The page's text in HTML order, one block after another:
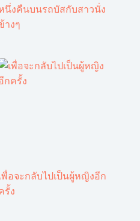
นึ่งคืนบนรถบัสกับสาวนั่ง
างๆ
พื่อจะกลับไปเป็นผู้หญิงอีก
รั้ง